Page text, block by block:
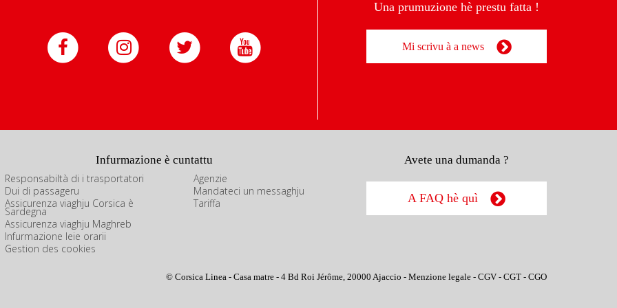
sulla privacy, garantendo la conformità alle normative. Personalizza le tue preferenze per controllare come le tue informazioni
Una prumuzione hè prestu fatta !
Mi scrivu à a news
Infurmazione è cuntattu
Responsabiltà di i trasportatori
Dui di passageru
Assicurenza viaghju Corsica è
Sardegna
Assicurenza viaghju Maghreb
Infurmazione leie orarii
Gestion des cookies
Agenzie
Mandateci un messaghju
Tariffa
Avete una dumanda ?
A FAQ hè quì
© Corsica Linea - Casa matre - 4 Bd Roi Jérôme, 20000 Ajaccio - Menzione legale - CGV - CGT - CGO